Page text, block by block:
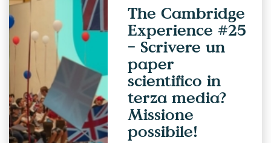
The Cambridge
Experience #25
− Scrivere un
paper
scientifico in
terza media?
Missione
possibile!